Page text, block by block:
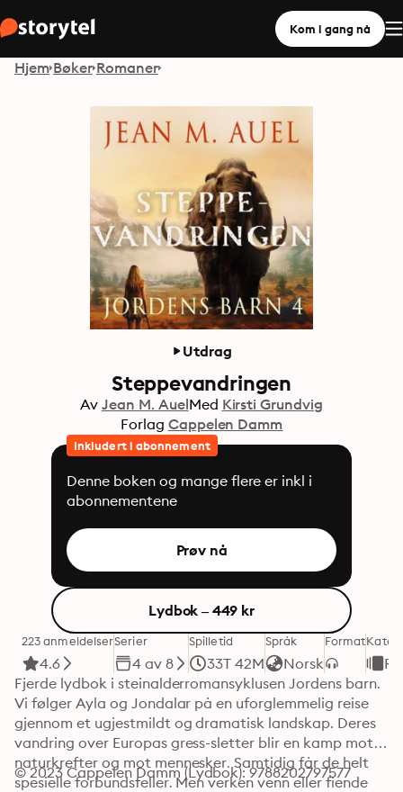
Kom i gang nå
Hjem Bøker Romaner
Utdrag
Steppevandringen
Av Jean M. AuelMed Kirsti Grundvig
Forlag Cappelen Damm
Inkludert i abonnement
Denne boken og mange flere er inkl i
abonnementene
Prøv nå
Lydbok – 449 kr
223 anmeldelser
4.6
Serier
4 av 8
Spilletid
33T 42M
Språk
Norsk
Format
Fjerde lydbok i steinalderromansyklusen Jordens barn.
Vi følger Ayla og Jondalar på en uforglemmelig reise
gjennom et ugjestmildt og dramatisk landskap. Deres
vandring over Europas gress-sletter blir en kamp mot
naturkrefter og mot mennesker. Samtidig får de helt
spesielle forbundsfeller. Men verken venn eller fiende
© 2023 Cappelen Damm (Lydbok): 9788202797577